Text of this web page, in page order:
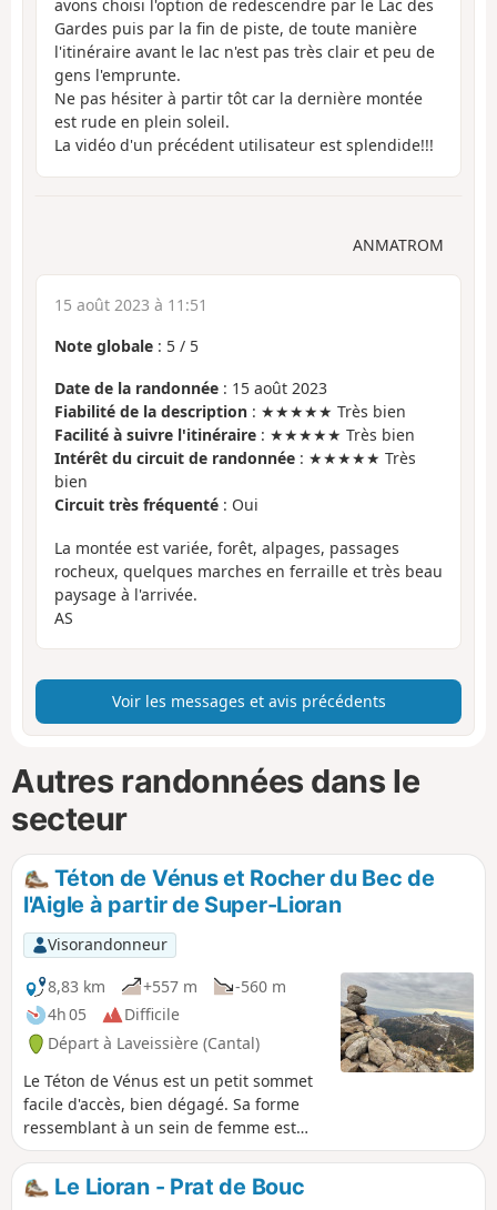
avons choisi l'option de redescendre par le Lac des
Gardes puis par la fin de piste, de toute manière
l'itinéraire avant le lac n'est pas très clair et peu de
gens l'emprunte.
Ne pas hésiter à partir tôt car la dernière montée
est rude en plein soleil.
La vidéo d'un précédent utilisateur est splendide!!!
ANMATROM
15 août 2023 à 11:51
Note globale : 5 / 5
Date de la randonnée : 15 août 2023
Fiabilité de la description : ★★★★★ Très bien
Facilité à suivre l'itinéraire : ★★★★★ Très bien
Intérêt du circuit de randonnée : ★★★★★ Très
bien
Circuit très fréquenté : Oui
La montée est variée, forêt, alpages, passages
rocheux, quelques marches en ferraille et très beau
paysage à l'arrivée.
AS
Voir les messages et avis précédents
Autres randonnées dans le
secteur
Téton de Vénus et Rocher du Bec de
l'Aigle à partir de Super-Lioran
Visorandonneur
8,83 km
+557 m
-560 m
4h 05
Difficile
Départ à Laveissière (Cantal)
Le Téton de Vénus est un petit sommet
facile d'accès, bien dégagé. Sa forme
ressemblant à un sein de femme est
caractéristique et visible à la ronde. On
y jouit d'une vue à 360° sur les
montagnes et les vallées environnantes.
Le Lioran - Prat de Bouc